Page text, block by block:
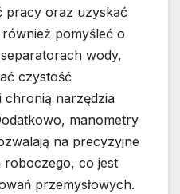
pracy oraz uzyskać
pomyśleć o
wody,
czystość
chronią narzędzia
manometry
na precyzyjne
roboczego, co jest
przemysłowych.